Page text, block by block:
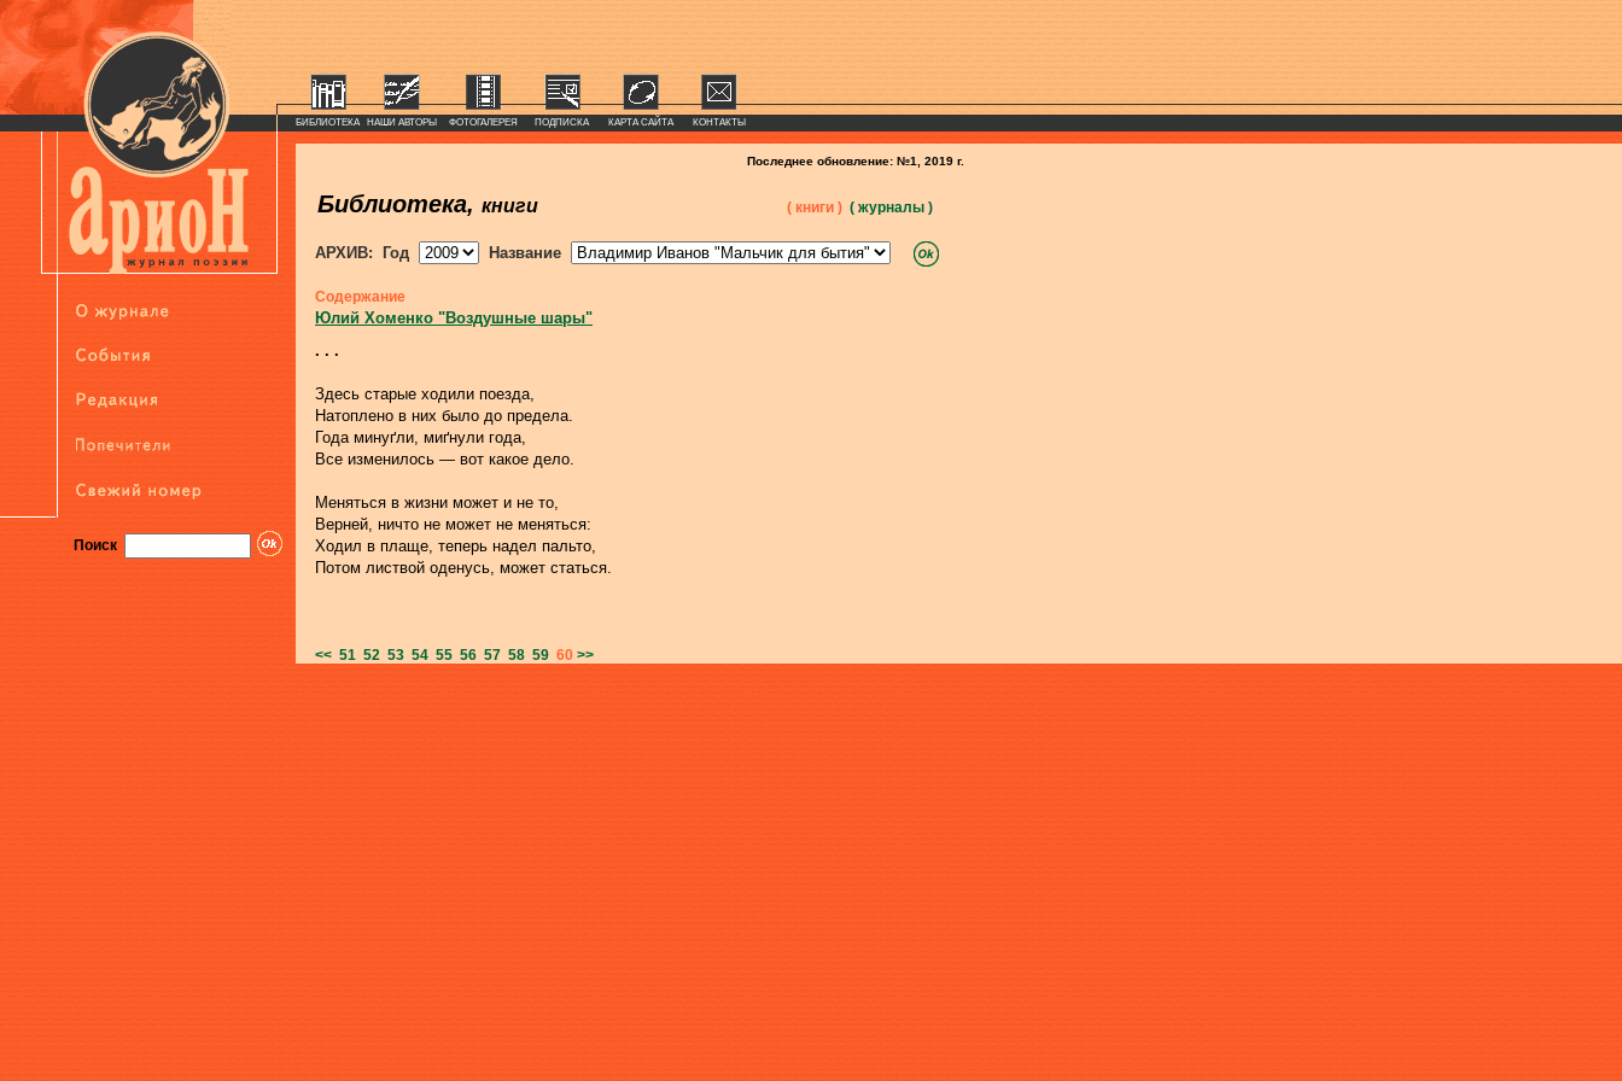
Поиск
БИБЛИОТЕКА НАШИ АВТОРЫ ФОТОГАЛЕРЕЯ ПОДПИСКА КАРТА САЙТА КОНТАКТЫ
Последнее обновление: №1, 2019 г.
Библиотека, книги ( книги ) ( журналы )
АРХИВ: Год Название
Содержание
Юлий Хоменко "Воздушные шары"
. . .
Здесь старые ходили поезда,
Натоплено в них было до предела.
Года минуґли, миґнули года,
Все изменилось — вот какое дело.
Меняться в жизни может и не то,
Верней, ничто не может не меняться:
Ходил в плаще, теперь надел пальто,
Потом листвой оденусь, может статься.
<< 51 52 53 54 55 56 57 58 59 60 >>